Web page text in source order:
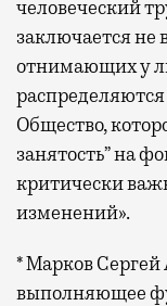
человеческий
заключается не
отнимающих у
Общество,
занятость” на
критически
изменений».
* Марков
выполняющее